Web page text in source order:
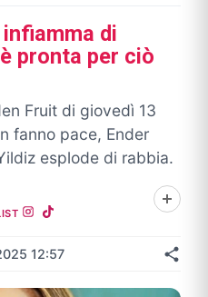
di
pronta per ciò
Fruit di giovedì 13
fanno pace, Ender
esplode di rabbia.
12:57